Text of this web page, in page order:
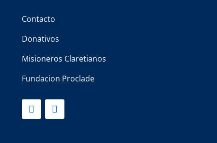
Contacto
Donativos
Misioneros Claretianos
Fundacion Proclade